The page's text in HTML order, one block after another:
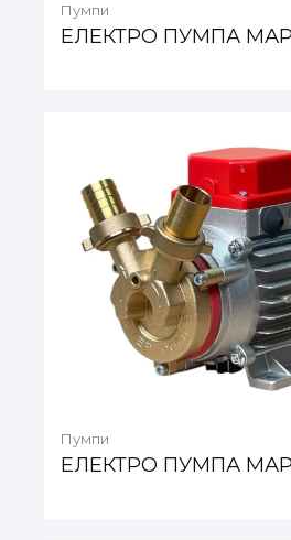
Пумпи
ЕЛЕКТРО ПУМПА
Пумпи
ЕЛЕКТРО ПУМПА